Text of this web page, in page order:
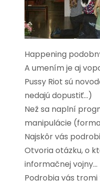
Happening
A umením je aj
Pussy Riot sú
nedajú dopustiť…)
Než sa naplní
manipulácie
Najskôr vás
Otvoria otázku, o
informačnej vojny…
Podrobia vás